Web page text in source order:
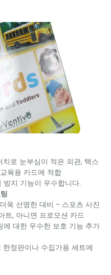
로 눈부심이 적은 외관, 텍스
육용 카드에 적합
방지 기능이 우수합니다.
욱 선명한 대비 - 스포츠 사진
트, 아니면 프로모션 카드
에 대한 우수한 보호 기능 추가
정판이나 수집가용 세트에